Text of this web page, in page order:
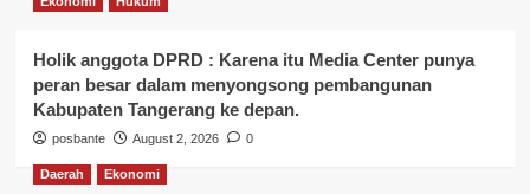
Holik anggota DPRD : Karena itu Media Center punya
peran besar dalam menyongsong pembangunan
Kabupaten Tangerang ke depan.
posbante August 2, 2026 0
Daerah Ekonomi